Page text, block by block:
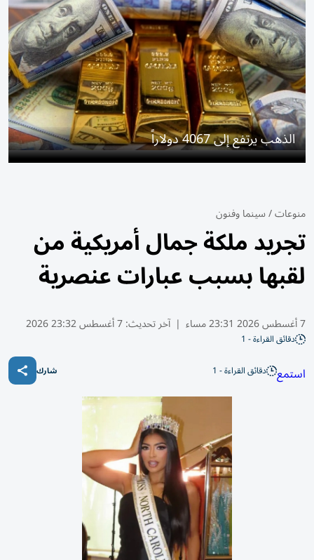
الذهب يرتفع إلى 4067 دولاراً
منوعات/سينما وفنون
تجريد ملكة جمال أمريكية من
لقبها بسبب عبارات عنصرية
7 أغسطس 2026 23:31 مساء | آخر تحديث:7 أغسطس 23:32 2026
دقائق القراءة - 1
استمع دقائق القراءة - 1 شارك